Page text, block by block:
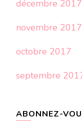
décembre 2017
novembre 2017
octobre 2017
septembre
ABONNEZ-